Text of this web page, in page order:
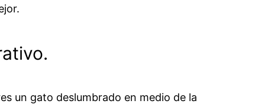
un gato deslumbrado en medio de la